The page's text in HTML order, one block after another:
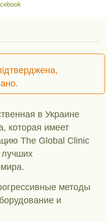
в Украине
которая имеет
The Global Clinic
лучших
методы
и